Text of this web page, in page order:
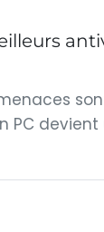
PC